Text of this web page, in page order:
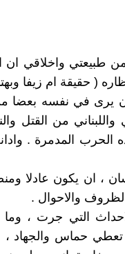
طبيعتي واخلاقي
( حقيقة ام زيفا
يرى في نفسه بعضا
من القتل
المدمرة .
، ان يكون عادلا
والاحوال .
التي جرت ،
تعطي حماس والجهاد